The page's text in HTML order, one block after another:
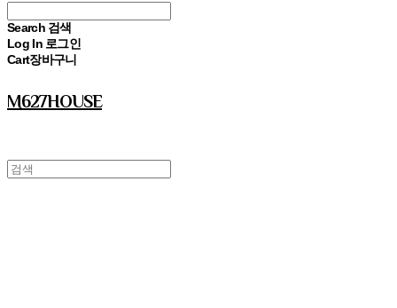
Search 검색
Log In 로그인
Cart장바구니
M627HOUSE